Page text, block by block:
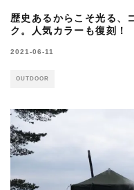
歴史あるからこそ光る、
ク。人気カラーも復刻！
2021-06-11
OUTDOOR